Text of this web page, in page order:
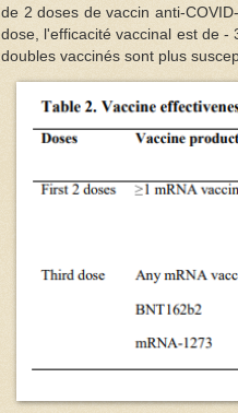
de 2 doses de vaccin anti-
dose, l'efficacité vaccinal est de -
doubles vaccinés sont plus